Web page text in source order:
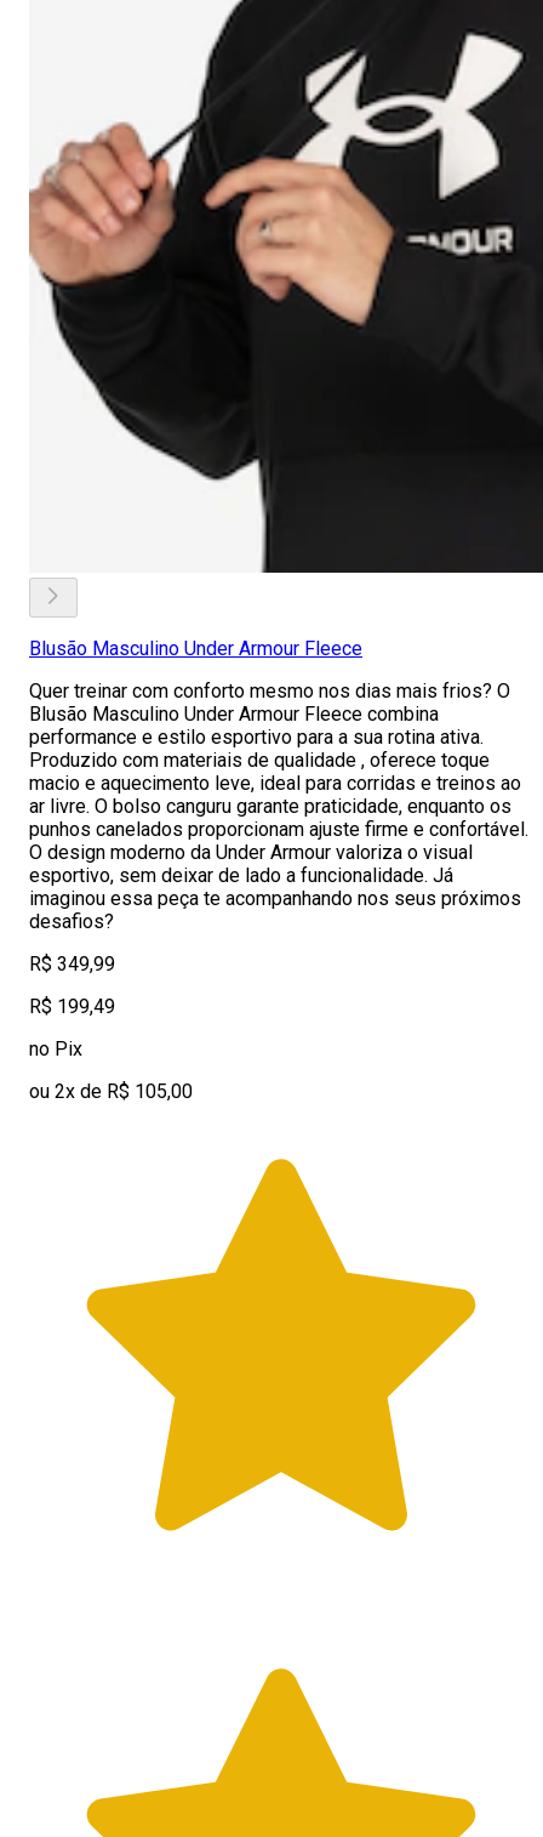
Blusão Masculino Under Armour Fleece
Quer treinar com conforto mesmo nos dias mais frios? O
Blusão Masculino Under Armour Fleece combina
performance e estilo esportivo para a sua rotina ativa.
Produzido com materiais de qualidade , oferece toque
macio e aquecimento leve, ideal para corridas e treinos ao
ar livre. O bolso canguru garante praticidade, enquanto os
punhos canelados proporcionam ajuste firme e confortável.
O design moderno da Under Armour valoriza o visual
esportivo, sem deixar de lado a funcionalidade. Já
imaginou essa peça te acompanhando nos seus próximos
desafios?
R$ 349,99
R$ 199,49
no Pix
ou 2x de R$ 105,00